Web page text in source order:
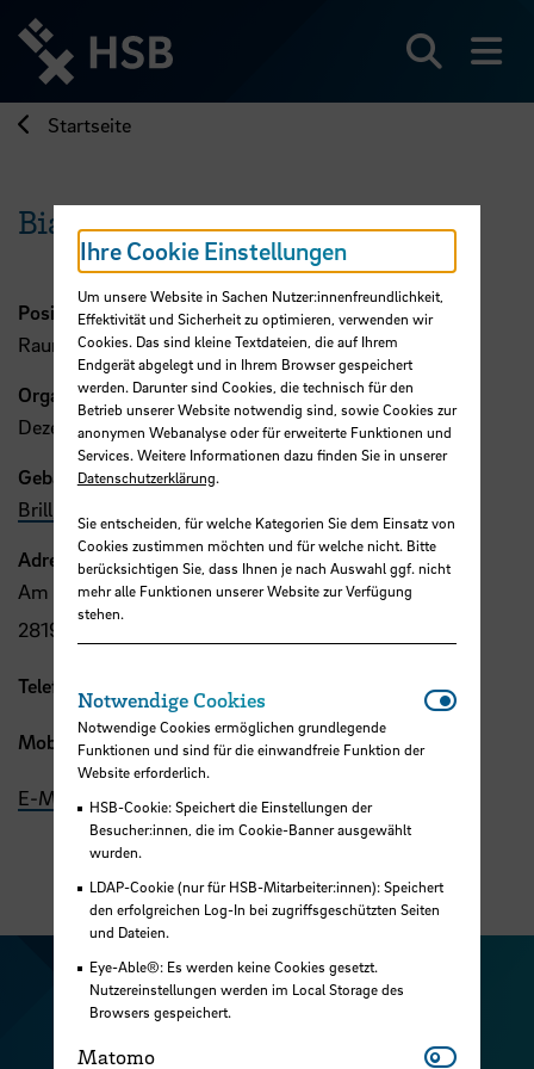
zum
Seiteninhalt
springen
Startseite
Bianca Beyer
Position
Raummanagement und Vermietung am Standort Brill
Organisation
Dezernat 4
Gebäude, Raum
Brill, E.06.
Adresse
Am Brill 2-4
28195 Bremen
Telefon: +49 421 5905 6700
Mobil: +49 17615140198
E-Mail
Zu unserer Instagram Seite
Zu unserer Facebook
Ihre Cookie Einstellungen
Um unsere Website in Sachen Nutzer:innenfreundlichkeit,
Effektivität und Sicherheit zu optimieren, verwenden wir
Cookies. Das sind kleine Textdateien, die auf Ihrem
Endgerät abgelegt und in Ihrem Browser gespeichert
werden. Darunter sind Cookies, die technisch für den
Betrieb unserer Website notwendig sind, sowie Cookies zur
anonymen Webanalyse oder für erweiterte Funktionen und
Services. Weitere Informationen dazu finden Sie in unserer
Datenschutzerklärung.
Sie entscheiden, für welche Kategorien Sie dem Einsatz von
Cookies zustimmen möchten und für welche nicht. Bitte
berücksichtigen Sie, dass Ihnen je nach Auswahl ggf. nicht
mehr alle Funktionen unserer Website zur Verfügung
stehen.
Notwendige Cookies
Notwendige Cookies ermöglichen grundlegende
Funktionen und sind für die einwandfreie Funktion der
Website erforderlich.
HSB-Cookie: Speichert die Einstellungen der
Besucher:innen, die im Cookie-Banner ausgewählt
wurden.
LDAP-Cookie (nur für HSB-Mitarbeiter:innen): Speichert
den erfolgreichen Log-In bei zugriffsgeschützten Seiten
und Dateien.
Eye-Able®: Es werden keine Cookies gesetzt.
Nutzereinstellungen werden im Local Storage des
Browsers gespeichert.
Matomo Matomo